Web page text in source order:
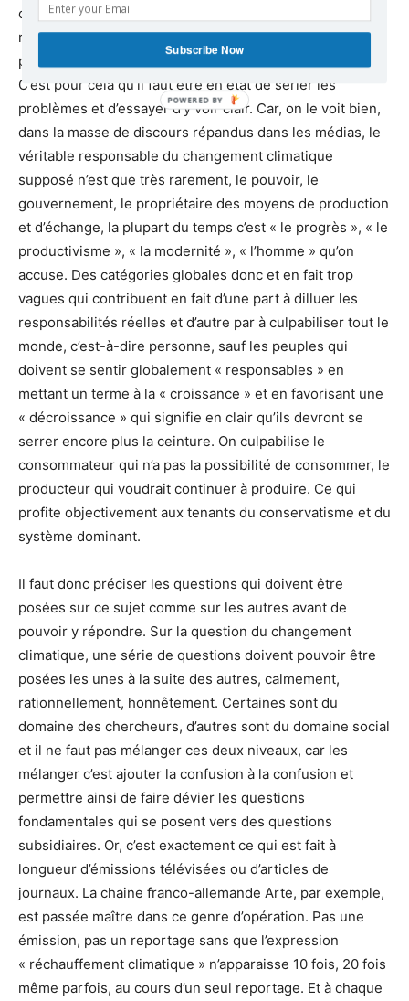
omniprésent, à côté bien sûr de la question tout à fait
rationnelle de l’analyse du fait lui-même qui devrait être
plus clairement posée mais ne l’est que très rarement.
C’est pour cela qu’il faut être en état de sérier les
problèmes et d’essayer d’y voir clair. Car, on le voit bien,
dans la masse de discours répandus dans les médias, le
véritable responsable du changement climatique
supposé n’est que très rarement, le pouvoir, le
gouvernement, le propriétaire des moyens de production
et d’échange, la plupart du temps c’est « le progrès », « le
productivisme », « la modernité », « l’homme » qu’on
accuse. Des catégories globales donc et en fait trop
vagues qui contribuent en fait d’une part à dilluer les
responsabilités réelles et d’autre par à culpabiliser tout le
monde, c’est-à-dire personne, sauf les peuples qui
doivent se sentir globalement « responsables » en
mettant un terme à la « croissance » et en favorisant une
« décroissance » qui signifie en clair qu’ils devront se
serrer encore plus la ceinture. On culpabilise le
consommateur qui n’a pas la possibilité de consommer, le
producteur qui voudrait continuer à produire. Ce qui
profite objectivement aux tenants du conservatisme et du
système dominant.
Il faut donc préciser les questions qui doivent être
posées sur ce sujet comme sur les autres avant de
pouvoir y répondre. Sur la question du changement
climatique, une série de questions doivent pouvoir être
posées les unes à la suite des autres, calmement,
rationnellement, honnêtement. Certaines sont du
domaine des chercheurs, d’autres sont du domaine social
et il ne faut pas mélanger ces deux niveaux, car les
mélanger c’est ajouter la confusion à la confusion et
permettre ainsi de faire dévier les questions
fondamentales qui se posent vers des questions
subsidiaires. Or, c’est exactement ce qui est fait à
longueur d’émissions télévisées ou d’articles de
journaux. La chaine franco-allemande Arte, par exemple,
est passée maître dans ce genre d’opération. Pas une
émission, pas un reportage sans que l’expression
« réchauffement climatique » n’apparaisse 10 fois, 20 fois
même parfois, au cours d’un seul reportage. Et à chaque
Subscribe Now